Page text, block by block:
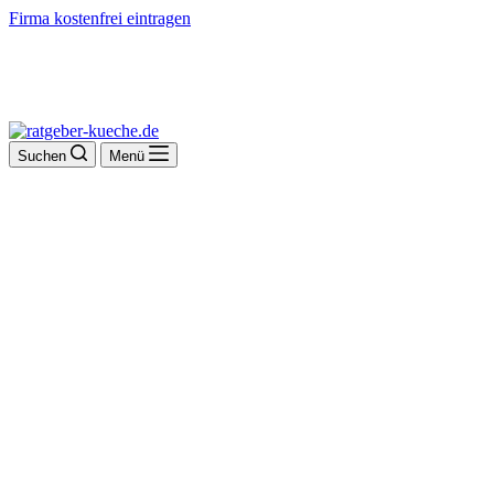
Firma kostenfrei eintragen
Suchen Menü